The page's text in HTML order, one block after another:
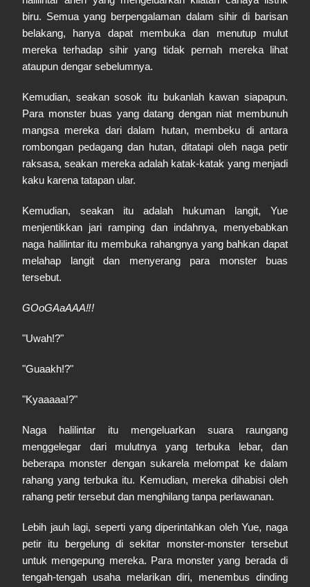
biru. Semua yang berpengalaman dalam sihir di barisan
belakang, hanya dapat membuka dan menutup mulut
mereka terhadap sihir yang tidak pernah mereka lihat
ataupun dengar sebelumnya.
Kemudian, seakan sosok itu bukanlah kawan siapapun.
Para monster buas yang datang dengan niat membunuh
mangsa mereka dari dalam hutan, membeku di antara
rombongan pedagang dan hutan, ditatapi oleh naga petir
raksasa, seakan mereka adalah katak-katak yang menjadi
kaku karena tatapan ular.
Kemudian, seakan itu adalah hukuman langit, Yue
menjentikkan jari ramping dan indahnya, menyebabkan
naga halilintar itu membuka rahangnya yang bahkan dapat
melahap langit dan menyerang para monster buas
tersebut.
GOoGAaAAA‼!
"Uwah!?"
"Guaakh!?"
"Kyaaaaa!?"
Naga halilintar itu mengeluarkan suara raungang
menggelegar dari mulutnya yang terbuka lebar, dan
beberapa monster dengan sukarela melompat ke dalam
rahang yang terbuka itu. Kemudian, mereka dihabisi oleh
rahang petir tersebut dan menghilang tanpa perlawanan.
Lebih jauh lagi, seperti yang diperintahkan oleh Yue, naga
petir itu bergelung di sekitar monster-monster tersebut
untuk mengepung mereka. Para monster yang berada di
tengah-tengah usaha melarikan diri, menembus dinding